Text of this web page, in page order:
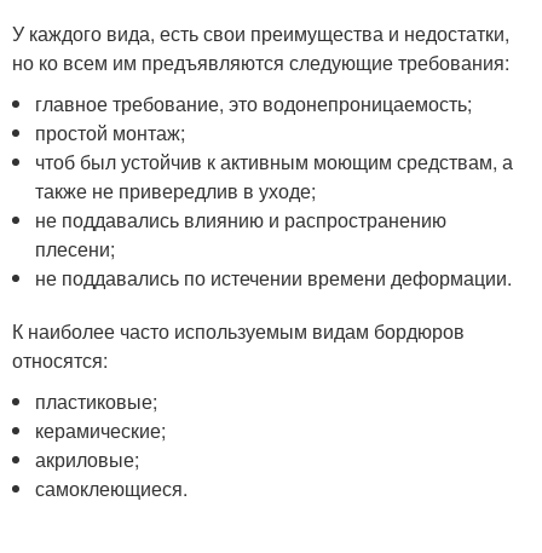
У каждого вида, есть свои преимущества и недостатки,
но ко всем им предъявляются следующие требования:
главное требование, это водонепроницаемость;
простой монтаж;
чтоб был устойчив к активным моющим средствам, а
также не привередлив в уходе;
не поддавались влиянию и распространению
плесени;
не поддавались по истечении времени деформации.
К наиболее часто используемым видам бордюров
относятся:
пластиковые;
керамические;
акриловые;
самоклеющиеся.